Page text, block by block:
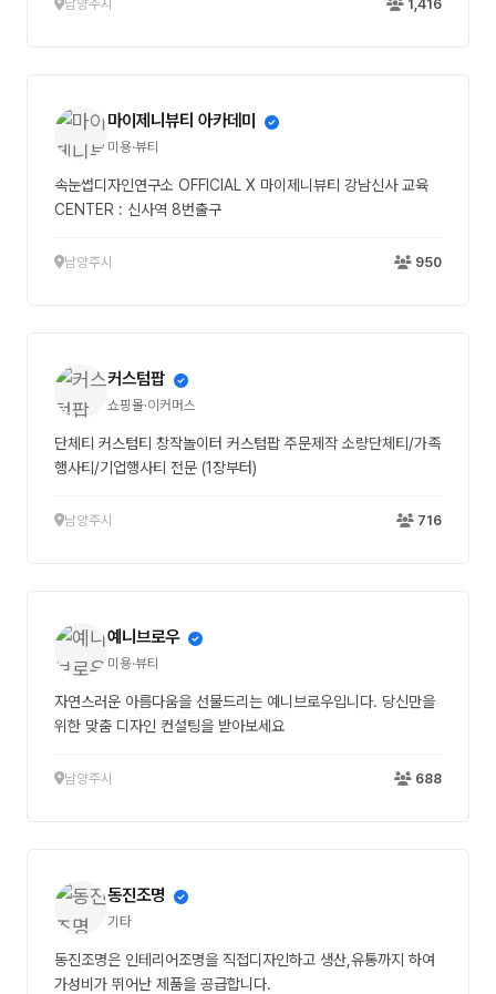
남양주시 1,416
마이제니뷰티 아카데미
미용·뷰티
속눈썹디자인연구소 OFFICIAL X 마이제니뷰티 강남신사 교육
CENTER : 신사역 8번출구
남양주시 950
커스텀팝
쇼핑몰·이커머스
단체티 커스텀티 창작놀이터 커스텀팝 주문제작 소량단체티/가족
행사티/기업행사티 전문 (1장부터)
남양주시 716
예니브로우
미용·뷰티
자연스러운 아름다움을 선물드리는 예니브로우입니다. 당신만을
위한 맞춤 디자인 컨설팅을 받아보세요
남양주시 688
동진조명
기타
동진조명은 인테리어조명을 직접디자인하고 생산,유통까지 하여
가성비가 뛰어난 제품을 공급합니다.